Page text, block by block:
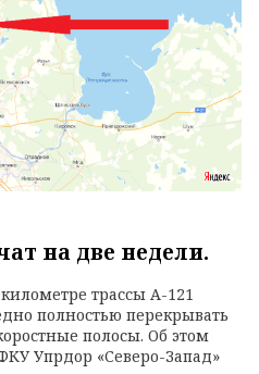
на две недели.
трассы А-121
полностью перекрывать
полосы. Об этом
Упрдор «Северо-Запад»